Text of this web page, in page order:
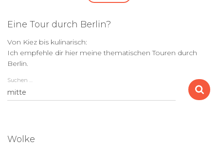
Beiträge
Eine Tour durch Berlin?
Von Kiez bis kulinarisch:
Ich empfehle dir hier meine thematischen Touren durch
Berlin.
u
n
Suchen …
Wolke